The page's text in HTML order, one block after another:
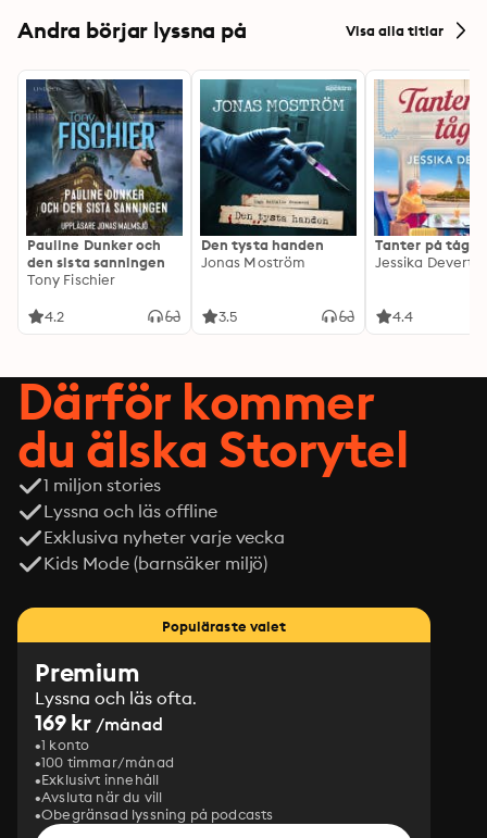
Andra börjar lyssna på Visa alla titlar
Pauline Dunker och
den sista sanningen
Tony Fischier
4.2
Den tysta handen
Jonas Moström
3.5
Tanter på tåg
Jessika Devert
4.4
Därför kommer
du älska Storytel
1 miljon stories
Lyssna och läs offline
Exklusiva nyheter varje vecka
Kids Mode (barnsäker miljö)
Populäraste valet
Premium
Lyssna och läs ofta.
169 kr /månad
1 konto
100 timmar/månad
Exklusivt innehåll
Avsluta när du vill
Obegränsad lyssning på podcasts